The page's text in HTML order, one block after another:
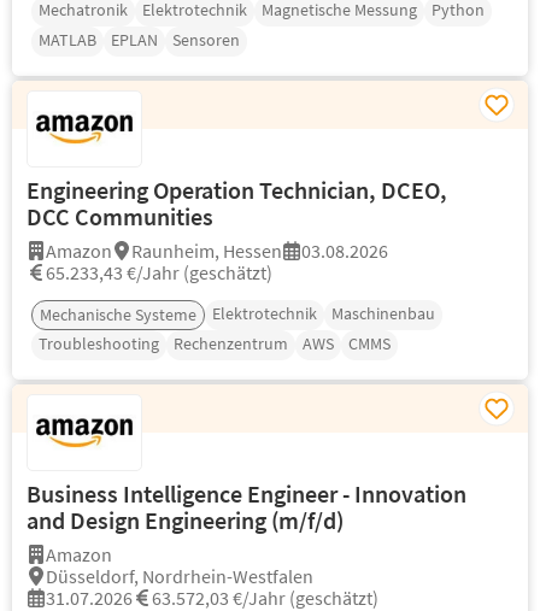
Mechatronik Elektrotechnik Magnetische Messung
Python
MATLAB
EPLAN Sensoren
Engineering Operation Technician, DCEO,
DCC Communities
Amazon Raunheim, Hessen
03.08.2026
65.233,43 €/Jahr (geschätzt)
Mechanische Systeme Elektrotechnik
Maschinenbau
Troubleshooting
Rechenzentrum AWS CMMS
Business Intelligence Engineer - Innovation
and Design Engineering (m/f/d)
Amazon
Düsseldorf, Nordrhein-Westfalen
31.07.2026
63.572,03 €/Jahr (geschätzt)